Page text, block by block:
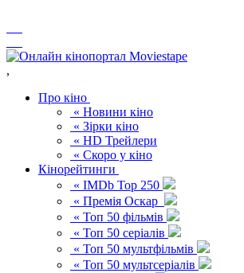
,
Про кіно
« Новини кіно
« Зірки кіно
« HD Трейлери
« Скоро у кіно
Кінорейтинги
« IMDb Top 250
« Премія Оскар
« Топ 50 фільмів
« Топ 50 серіалів
« Топ 50 мультфільмів
« Топ 50 мультсеріалів